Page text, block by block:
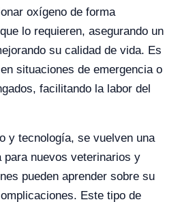
oxígeno de forma
lo requieren, asegurando un
su calidad de vida. Es
situaciones de emergencia o
facilitando la labor del
y tecnología, se vuelven una
para nuevos veterinarios y
pueden aprender sobre su
Este tipo de